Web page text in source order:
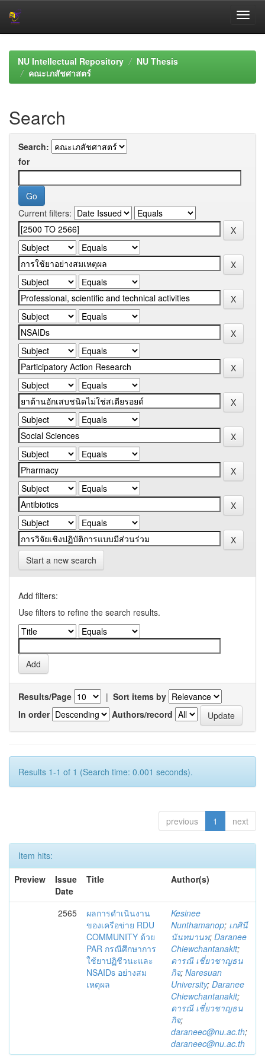
navigationNU Intellectual Repository
NU Thesis
คณะเภสัชศาสตร์
Search
Search:
for
Current filters:
Start a new search
Add filters:
Use filters to refine the search results.
Results/Page | Sort items by
In order
Authors/record
Results 1-1 of 1 (Search time: 0.001 seconds).
previous 1 next
Item hits:
Preview
Issue
Date
Title Author(s)
2565
ผลการดำเนินงาน
ของเครือข่าย RDU
COMMUNITY ด้วย
PAR กรณีศึกษาการ
ใช้ยาปฏิชีวนะและ
NSAIDs อย่างสม
เหตุผล
Kesinee
Nunthamanop; เกศินี
นันทมานพ; Daranee
Chiewchantanakit;
ดารณี เชี่ยวชาญธน
กิจ; Naresuan
University; Daranee
Chiewchantanakit;
ดารณี เชี่ยวชาญธน
กิจ;
daraneec@nu.ac.th;
daraneec@nu.ac.th